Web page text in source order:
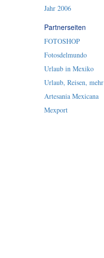
Jahr 2006
Partnerseiten
FOTOSHOP
Fotosdelmundo
Urlaub in Mexiko
Urlaub, Reisen, mehr
Artesania Mexicana
Mexport